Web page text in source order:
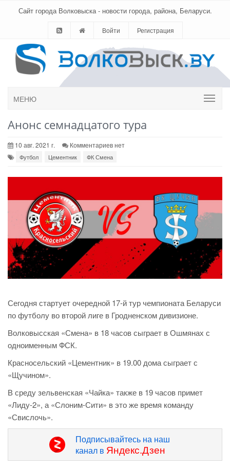
Сайт города Волковыска - новости города, района, Беларуси.
Войти Регистрация
МЕНЮ
Анонс семнадцатого тура
10 авг. 2021 г. Комментариев нет
Футбол Цементник ФК Смена
Сегодня стартует очередной 17-й тур чемпионата Беларуси
по футболу во второй лиге в Гродненском дивизионе.
Волковысская «Смена» в 18 часов сыграет в Ошмянах с
одноименным ФСК.
Красносельский «Цементник» в 19.00 дома сыграет с
«Щучином».
В среду зельвенская «Чайка» также в 19 часов примет
«Лиду-2», а «Слоним-Сити» в это же время команду
«Свислочь».
Подписывайтесь на наш
канал в Яндекс.Дзен